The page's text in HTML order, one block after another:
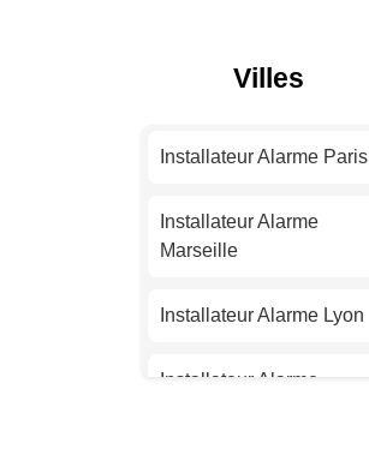
Villes
Installateur Alarme Paris
Installateur Alarme
Marseille
Installateur Alarme Lyon
Installateur Alarme